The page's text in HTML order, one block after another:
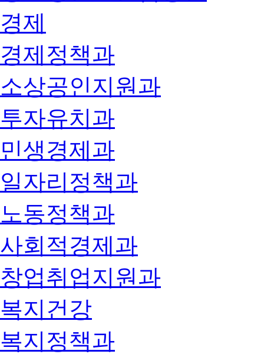
경제
경제정책과
소상공인지원과
투자유치과
민생경제과
일자리정책과
노동정책과
사회적경제과
창업취업지원과
복지건강
복지정책과